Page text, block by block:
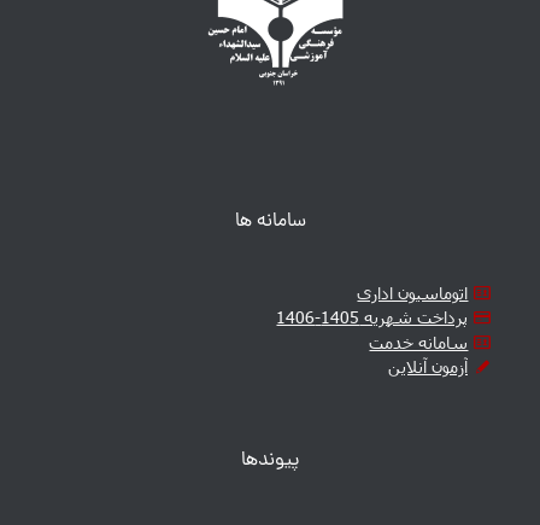
سامانه ها
اتوماسیون اداری
پرداخت شهریه 1405-1406
سامانه خدمت
آزمون آنلاین
پیوندها